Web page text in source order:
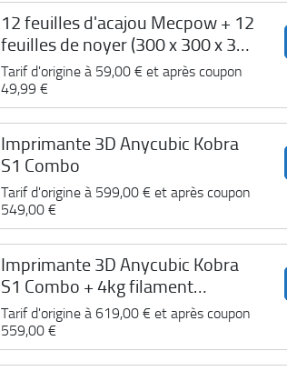
12 feuilles d'acajou Mecpow + 12
feuilles de noyer (300 x 300 x 3
mm)
Tarif d'origine à 59,00 € et après coupon
49,99 €
Imprimante 3D Anycubic Kobra
S1 Combo
Tarif d'origine à 599,00 € et après coupon
549,00 €
Imprimante 3D Anycubic Kobra
S1 Combo + 4kg filament
Pantone PLA
Tarif d'origine à 619,00 € et après coupon
559,00 €